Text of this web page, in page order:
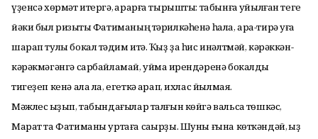
үҙенсә хөрмәт итергә, ҡарарға тырышты: табынға ҡуйылған теге
йәки был ризыҡты Фатиманың тәрилкәһенә һала, ара-тирә уға
шарап тулы бокал тәҡдим итә. Ҡыҙ ҙа һис инәлтмәй, кәрәккән-
кәрәкмәгәнгә сарбайламай, уймаҡ ирендәренә бокалды
тигеҙеп кенә ала ла, егеткә ҡарап, ихлас йылмая.
Мәжлес ҡыҙып, табындағылар талғын көйгә вальсҡа төшкәс,
Марат та Фатиманы уртаға саҡырҙы. Шуны ғына көткәндәй, ҡыҙ